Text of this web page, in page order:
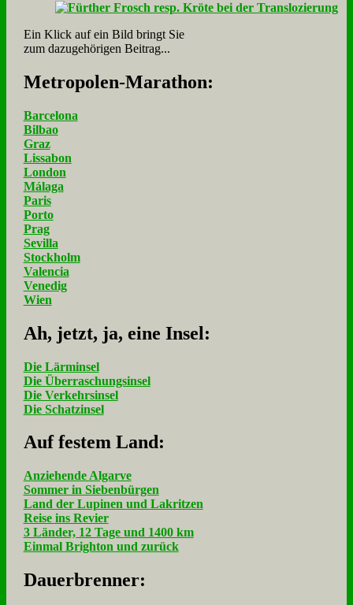
Ein Klick auf ein Bild bringt Sie
zum dazugehörigen Beitrag...
Me­tro­po­len-Ma­ra­thon:
Barcelona
Bilbao
Graz
Lissabon
London
Málaga
Paris
Porto
Prag
Sevilla
Stockholm
Valencia
Venedig
Wien
Ah, jetzt, ja, ei­ne In­sel:
Die Lärminsel
Die Überraschungsinsel
Die Verkehrsinsel
Die Schatzinsel
Auf fe­stem Land:
Anziehende Algarve
Sommer in Siebenbürgen
Land der Lupinen und Lakritzen
Reise ins Revier
3 Länder, 12 Tage und 1400 km
Einmal Brighton und zurück
Dau­er­bren­ner: